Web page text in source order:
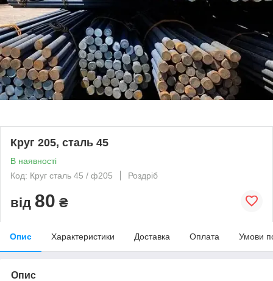
Круг 205, сталь 45
В наявності
Код: Круг сталь 45 / ф205
Роздріб
від 80 ₴
Опис Характеристики Доставка Оплата Умови
Опис